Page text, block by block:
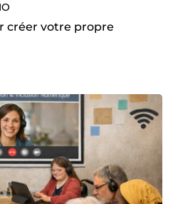
créer votre propre